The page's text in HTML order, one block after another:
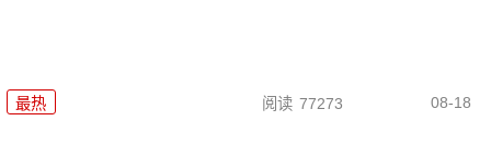
最热 阅读 77273 08-18